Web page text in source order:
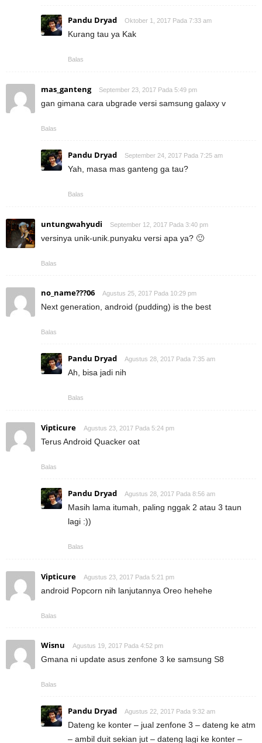
Pandu Dryad Oktober 1, 2017 Pada 7:33 am
Kurang tau ya Kak
Balas
mas_ganteng September 23, 2017 Pada 5:49 pm
gan gimana cara ubgrade versi samsung galaxy v
Balas
Pandu Dryad September 24, 2017 Pada 7:25 am
Yah, masa mas ganteng ga tau?
Balas
untungwahyudi September 12, 2017 Pada 3:40 pm
versinya unik-unik.punyaku versi apa ya? 🙂
Balas
no_name???06 Agustus 25, 2017 Pada 10:29 pm
Next generation, android (pudding) is the best
Balas
Pandu Dryad Agustus 28, 2017 Pada 7:35 am
Ah, bisa jadi nih
Balas
Vipticure Agustus 23, 2017 Pada 5:24 pm
Terus Android Quacker oat
Balas
Pandu Dryad Agustus 28, 2017 Pada 8:56 am
Masih lama itumah, paling nggak 2 atau 3 taun
lagi :))
Balas
Vipticure Agustus 23, 2017 Pada 5:21 pm
android Popcorn nih lanjutannya Oreo hehehe
Balas
Wisnu Agustus 19, 2017 Pada 4:52 pm
Gmana ni update asus zenfone 3 ke samsung S8
Balas
Pandu Dryad Agustus 22, 2017 Pada 9:32 am
Dateng ke konter – jual zenfone 3 – dateng ke atm
– ambil duit sekian jut – dateng lagi ke konter –